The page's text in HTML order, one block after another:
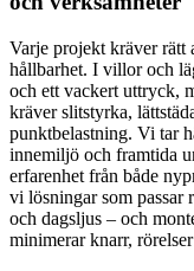
Varje projekt kräver rätt
hållbarhet. I villor och
och ett vackert uttryck,
kräver slitstyrka,
punktbelastning. Vi tar
innemiljö och framtida
erfarenhet från både
vi lösningar som passar
och dagsljus – och
minimerar knarr,